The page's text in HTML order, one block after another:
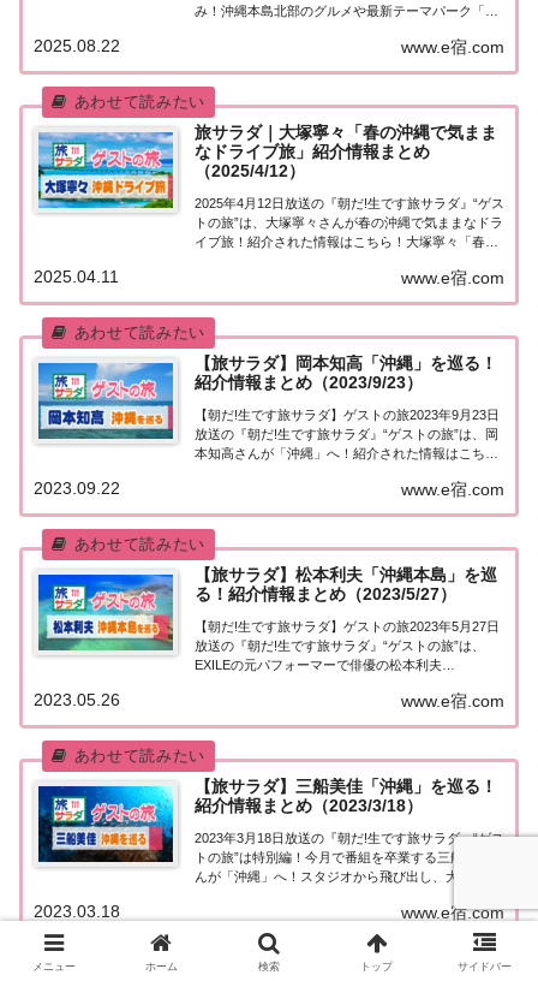
み！沖縄本島北部のグルメや最新テーマパーク「ジ
ら！井上咲楽「沖縄」を巡る今日の“ゲストの旅”は
井上咲楽さん。沖縄本島の北部で夏休み！パ...
www.e宿.com
2025.08.22
旅サラダ｜大塚寧々「春の沖縄で気まま
なドライブ旅」紹介情報まとめ
（2025/4/12）
2025年4月12日放送の『朝だ!生です旅サラダ』“ゲス
トの旅”は、大塚寧々さんが春の沖縄で気ままなドラ
イブ旅！紹介された情報はこちら！大塚寧々「春の
大塚寧々さん。春の沖縄で気ままにドライブ♪大好
きなガラス作家と再会し、沖縄ならでは...
www.e宿.com
2025.04.11
【旅サラダ】岡本知高「沖縄」を巡る！
紹介情報まとめ（2023/9/23）
【朝だ!生です旅サラダ】ゲストの旅2023年9月23日
放送の『朝だ!生です旅サラダ』“ゲストの旅”は、岡
本知高さんが「沖縄」へ！紹介された情報はこち
旅”は、ソプラノ歌手の岡本知高さんが沖縄の旅へ！
本島北部に広がるやんばるの森で川遊び！この...
www.e宿.com
2023.09.22
【旅サラダ】松本利夫「沖縄本島」を巡
る！紹介情報まとめ（2023/5/27）
【朝だ!生です旅サラダ】ゲストの旅2023年5月27日
放送の『朝だ!生です旅サラダ』“ゲストの旅”は、
EXILEの元パフォーマーで俳優の松本利夫
はこちら！松本利夫「沖縄本島」スイーツ巡り今日
の“ゲストの旅”は、EXILEのパフォー...
www.e宿.com
2023.05.26
【旅サラダ】三船美佳「沖縄」を巡る！
紹介情報まとめ（2023/3/18）
2023年3月18日放送の『朝だ!生です旅サラダ』“ゲス
トの旅”は特別編！今月で番組を卒業する三船美佳さ
んが「沖縄」へ！スタジオから飛び出し、大好きな
美佳「沖縄」を巡る！今日の“ゲストの旅”はスペシ
ャル企画！14年間レギュラー出演し、...
www.e宿.com
2023.03.18
メニュー ホーム 検索 トップ サイドバー